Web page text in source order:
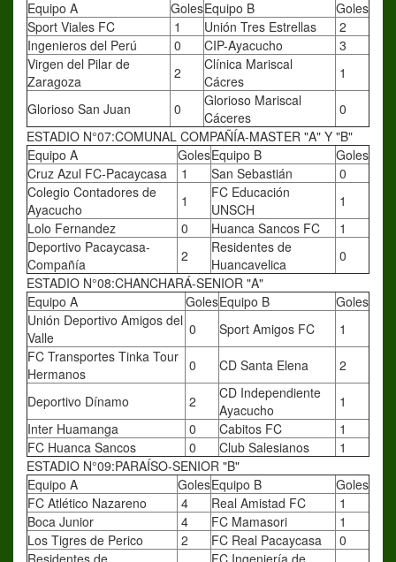
Equipo A
GolesEquipo B
Goles
Sport Viales FC
1 Unión Tres Estrellas
2
Ingenieros del Perú
0 CIP-Ayacucho
3
Virgen del Pilar de
Zaragoza
2
Clínica Mariscal
Cácres
1
Glorioso San Juan 0
Glorioso Mariscal
Cáceres
0
ESTADIO N°07:COMUNAL COMPAÑÍA-MASTER "A" Y "B"
Equipo A
GolesEquipo B
Goles
Cruz Azul FC-Pacaycasa
1 San Sebastián
0
Colegio Contadores de
Ayacucho
1
FC Educación
UNSCH
1
Lolo Fernandez
0 Huanca Sancos FC
1
Deportivo Pacaycasa-
Compañía
2
Residentes de
Huancavelica
0
ESTADIO N°08:CHANCHARÁ-SENIOR "A"
Equipo A
GolesEquipo B
Goles
Unión Deportivo Amigos del
Valle
0 Sport Amigos FC
1
FC Transportes Tinka Tour
Hermanos
0 CD Santa Elena 2
Deportivo Dínamo 2
CD Independiente
Ayacucho
1
Inter Huamanga
0 Cabitos FC
1
FC Huanca Sancos
0 Club Salesianos
1
ESTADIO N°09:PARAÍSO-SENIOR "B"
Equipo A
GolesEquipo B
Goles
FC Atlético Nazareno
4 Real Amistad FC
1
Boca Junior
4 FC Mamasori
1
Los Tigres de Perico
2 FC Real Pacaycasa
0
Residentes de
FC Ingeniería de